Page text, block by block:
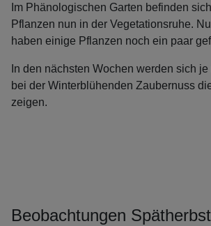
Im Phänologischen Garten befinden
Pflanzen nun in der Vegetationsruhe.
haben einige Pflanzen noch ein paar
In den nächsten Wochen werden sich
bei der Winterblühenden Zaubernuss
zeigen.
Beobachtungen Spätherbst